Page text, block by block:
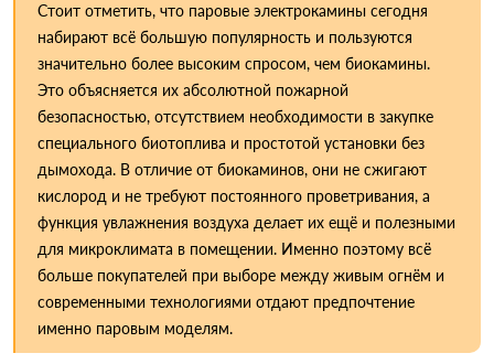
Стоит отметить, что паровые электрокамины сегодня
набирают всё большую популярность и пользуются
значительно более высоким спросом, чем биокамины.
Это объясняется их абсолютной пожарной
безопасностью, отсутствием необходимости в закупке
специального биотоплива и простотой установки без
дымохода. В отличие от биокаминов, они не сжигают
кислород и не требуют постоянного проветривания, а
функция увлажнения воздуха делает их ещё и полезными
для микроклимата в помещении. Именно поэтому всё
больше покупателей при выборе между живым огнём и
современными технологиями отдают предпочтение
именно паровым моделям.